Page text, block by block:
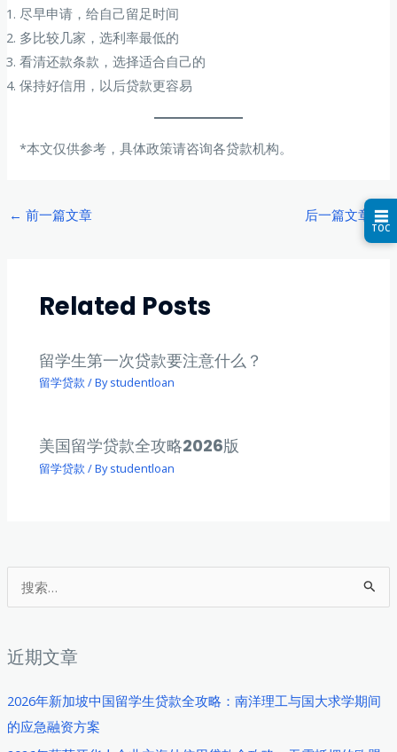
索
近期文章
2026年新加坡中国留学生贷款全攻略：南洋理工与国大求学期间
的应急融资方案
尽早申请，给自己留足时间
多比较几家，选利率最低的
看清还款条款，选择适合自己的
保持好信用，以后贷款更容易
*本文仅供参考，具体政策请咨询各贷款机构。
Post
← 前一篇文章 后一篇文章→
Related Posts
留学生第一次贷款要注意什么？
留学贷款 / Bystudentloan
美国留学贷款全攻略2026版
留学贷款 / Bystudentloan
☰
TOC